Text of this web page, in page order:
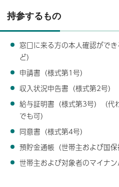
持参するもの
窓口に来る方の本人確認がで
ど）
申請書（様式第1号）
収入状況申告書（様式第2号）
給与証明書（様式第3号）（代
でも可）
同意書（様式第4号）
預貯金通帳（世帯主および国保
世帯主および対象者のマイナ